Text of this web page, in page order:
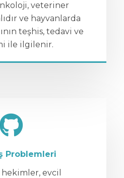
veteriner
ve hayvanlarda
teşhis, tedavi ve
ile ilgilenir.
Problemleri
evcil